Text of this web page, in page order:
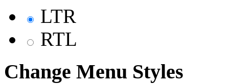
LTR
RTL
Change Menu Styles